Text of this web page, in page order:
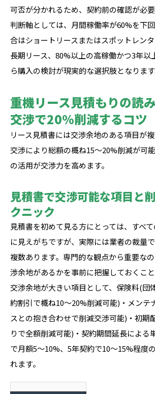
可否が分かれるため、契約前の確認が必要
判断軸としては、月間稼働率が60%を下
合はショートリースまたはスポットレン
長期リース、80%以上の高稼働かつ3年以
ら購入の検討が現実的な選択肢となります
重機リース見積もりの読
交渉で20%削減するコツ
リース見積書には交渉余地のある項目が
交渉により総額の概ね15〜20%削減が可
の活用が交渉力を高めます。
見積書で交渉可能な項目と
クニック
見積書を初めて見る方にとっては、すべ
に見えがちですが、実際には業者の裁量
複数あります。専門的な観点から重要な
渉余地があるかを事前に把握しておくこと
交渉余地が大きい項目として、保険料(団
約割引で概ね10〜20%削減可能)・メンテ
スとの抱き合わせで削減交渉可能)・初期
りで全額削減可能)・契約期間延長による
で月額5〜10%、5年契約で10〜15%程度
れます。